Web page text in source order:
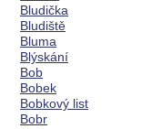
Bludička
Bludiště
Bluma
Blýskání
Bob
Bobek
Bobkový list
Bobr